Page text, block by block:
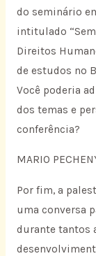
do seminário
intitulado
Direitos
de estudos no
Você poderia
dos temas e
conferência?
MARIO
Por fim, a
uma conversa
durante tantos